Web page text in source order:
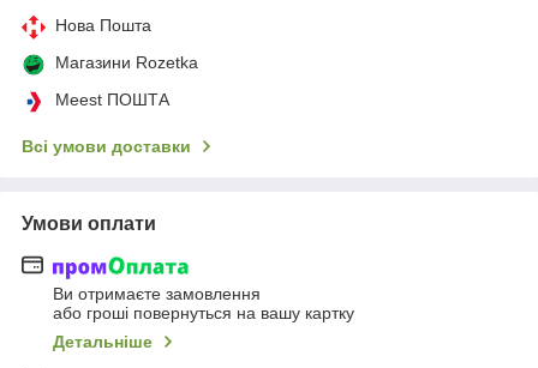
Нова Пошта
Магазини Rozetka
Meest ПОШТА
Всі умови доставки
Умови оплати
Ви отримаєте замовлення
або гроші повернуться на вашу картку
Детальніше